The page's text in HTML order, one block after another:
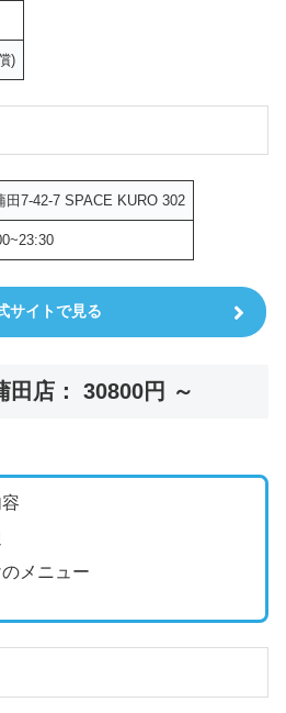
)
田7-42-7 SPACE KURO 302
サイトで見る
店： 30800円 ～
メニュー